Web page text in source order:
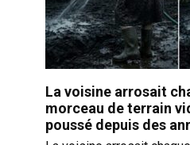
La voisine arrosait
morceau de terrain
poussé depuis des